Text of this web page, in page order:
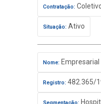
Contratação:
Situação: Ativo
Nome:
Registro: 482.365/